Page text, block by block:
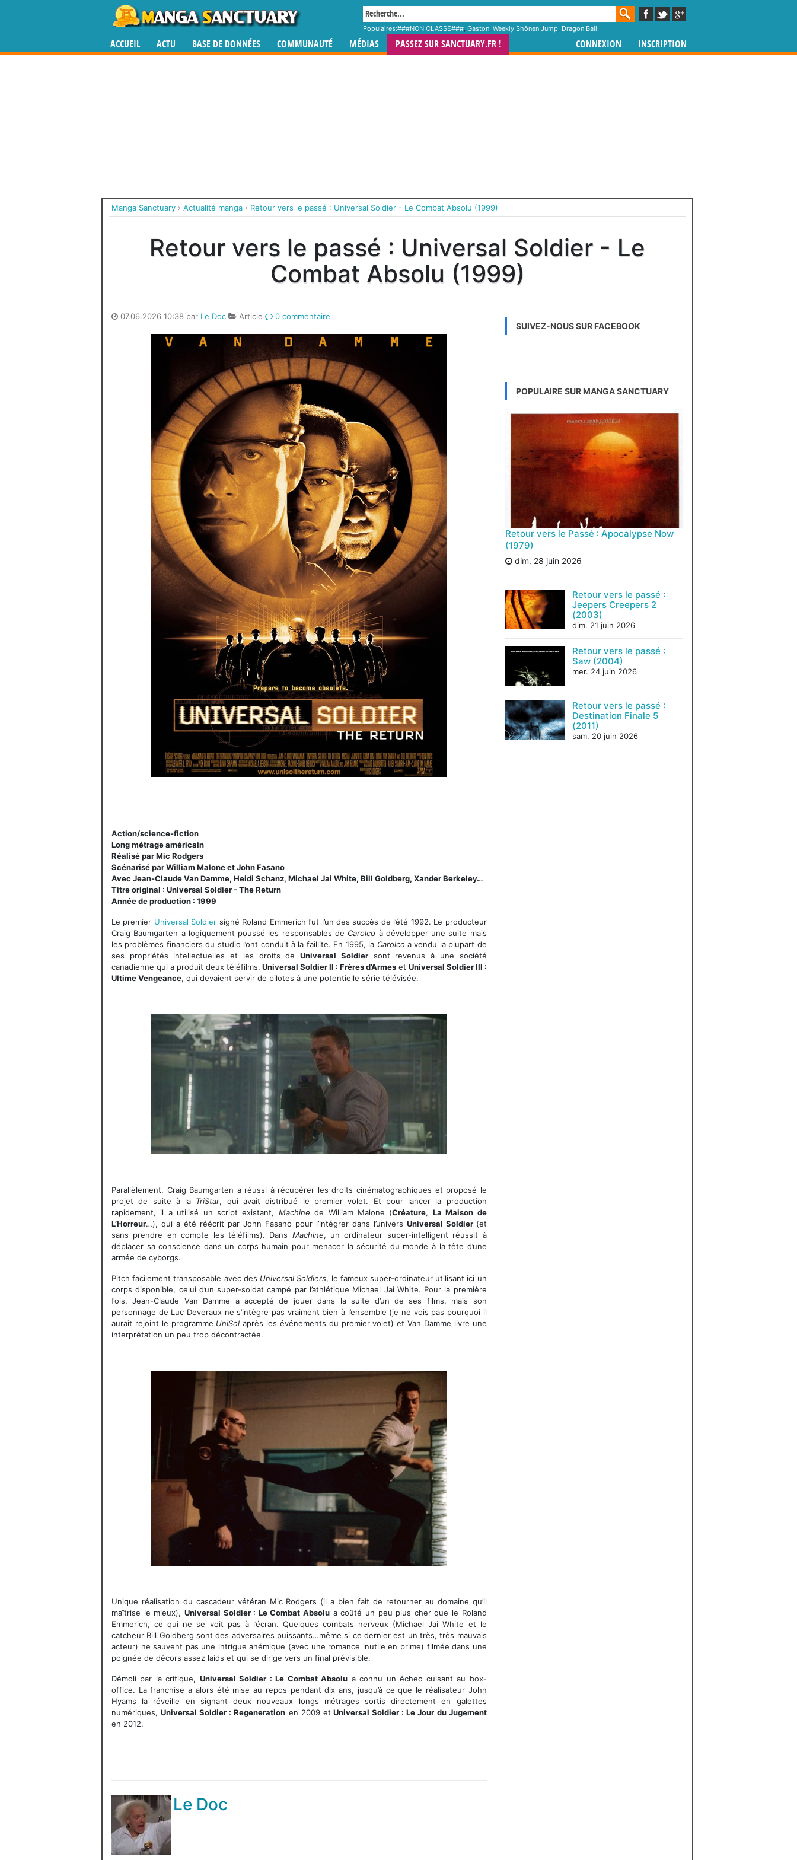
Populaires:###NON CLASSE###, Gaston, Weekly Shônen Jump, Dragon Ball
ACCUEIL ACTU BASE DE DONNÉES COMMUNAUTÉ MÉDIAS PASSEZ SUR SANCTUARY.FR ! CONNEXION INSCRIPTION
Manga Sanctuary › Actualité manga › Retour vers le passé : Universal Soldier - Le Combat Absolu (1999)
Retour vers le passé : Universal Soldier - Le
Combat Absolu (1999)
07.06.2026 10:38 par Le Doc Article 0 commentaire
Action/science-fiction
Long métrage américain
Réalisé par Mic Rodgers
Scénarisé par William Malone et John Fasano
Avec Jean-Claude Van Damme, Heidi Schanz, Michael Jai White, Bill Goldberg, Xander Berkeley…
Titre original : Universal Soldier - The Return
Année de production : 1999
Le premier Universal Soldier signé Roland Emmerich fut l’un des succès de l’été 1992. Le producteur
Craig Baumgarten a logiquement poussé les responsables de Carolco à développer une suite mais
les problèmes financiers du studio l’ont conduit à la faillite. En 1995, la Carolco a vendu la plupart de
ses propriétés intellectuelles et les droits deUniversal Soldiersont revenus à une société
canadienne qui a produit deux téléfilms, Universal Soldier II : Frères d’Armes et Universal Soldier III :
Ultime Vengeance, qui devaient servir de pilotes à une potentielle série télévisée.
Parallèlement, Craig Baumgarten a réussi à récupérer les droits cinématographiques et proposé le
projet de suite à la TriStar, qui avait distribué le premier volet. Et pour lancer la production
rapidement, il a utilisé un script existant, Machine de William Malone (Créature, La Maison de
L’Horreur…), qui a été réécrit par John Fasano pour l’intégrer dans l’univers Universal Soldier (et
sans prendre en compte les téléfilms). Dans Machine, un ordinateur super-intelligent réussit à
déplacer sa conscience dans un corps humain pour menacer la sécurité du monde à la tête d’une
armée de cyborgs.
Pitch facilement transposable avec des Universal Soldiers, le fameux super-ordinateur utilisant ici un
corps disponible, celui d’un super-soldat campé par l’athlétique Michael Jai White. Pour la première
fois, Jean-Claude Van Damme a accepté de jouer dans la suite d’un de ses films, mais son
personnage de Luc Deveraux ne s’intègre pas vraiment bien à l’ensemble (je ne vois pas pourquoi il
aurait rejoint le programme UniSol après les événements du premier volet) et Van Damme livre une
interprétation un peu trop décontractée.
Unique réalisation du cascadeur vétéran Mic Rodgers (il a bien fait de retourner au domaine qu’il
maîtrise le mieux), Universal Soldier : Le Combat Absolu a coûté un peu plus cher que le Roland
Emmerich, ce qui ne se voit pas à l’écran. Quelques combats nerveux (Michael Jai White et le
catcheur Bill Goldberg sont des adversaires puissants…même si ce dernier est un très, très mauvais
acteur) ne sauvent pas une intrigue anémique (avec une romance inutile en prime) filmée dans une
poignée de décors assez laids et qui se dirige vers un final prévisible.
Démoli par la critique, Universal Soldier : Le Combat Absolu a connu un échec cuisant au box-
office. La franchise a alors été mise au repos pendant dix ans, jusqu’à ce que le réalisateur John
Hyams la réveille en signant deux nouveaux longs métrages sortis directement en galettes
numériques,Universal Soldier : Regeneration en 2009 et Universal Soldier : Le Jour du Jugement
en 2012.
Le Doc
SUIVEZ-NOUS SUR FACEBOOK
POPULAIRE SUR MANGA SANCTUARY
Retour vers le Passé : Apocalypse Now
(1979)
dim. 28 juin 2026
Retour vers le passé :
Jeepers Creepers 2
(2003)
dim. 21 juin 2026
Retour vers le passé :
Saw (2004)
mer. 24 juin 2026
Retour vers le passé :
Destination Finale 5
(2011)
sam. 20 juin 2026